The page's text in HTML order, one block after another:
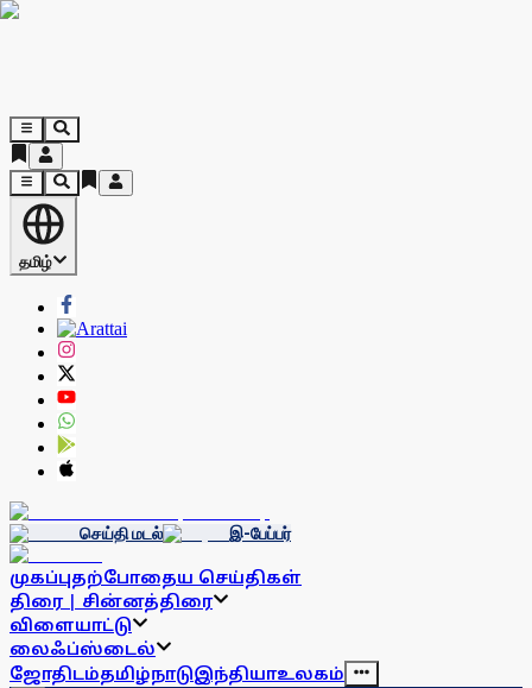
தமிழ்
செய்தி மடல் இ-பேப்பர்
முகப்புதற்போதைய செய்திகள்
திரை | சின்னத்திரை
விளையாட்டு
லைஃப்ஸ்டைல்
ஜோதிடம்தமிழ்நாடுஇந்தியாஉலகம்